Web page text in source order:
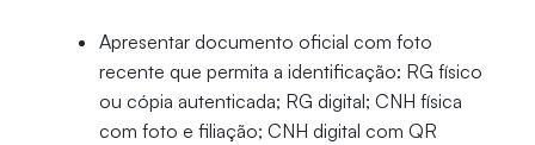
Apresentar documento oficial com foto
recente que permita a identificação: RG físico
ou cópia autenticada; RG digital; CNH física
com foto e filiação; CNH digital com QR